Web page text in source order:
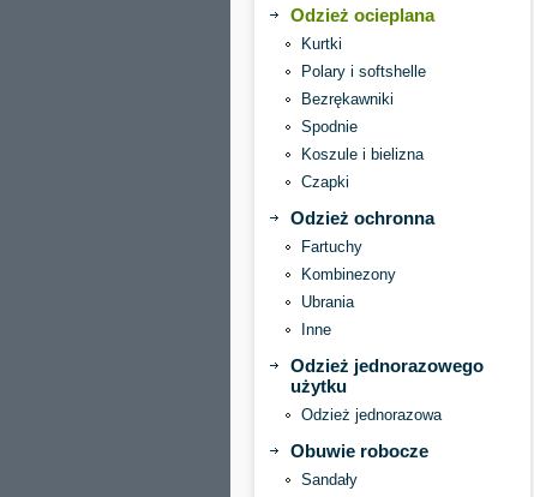
Odzież ocieplana
Kurtki
Polary i softshelle
Bezrękawniki
Spodnie
Koszule i bielizna
Czapki
Odzież ochronna
Fartuchy
Kombinezony
Ubrania
Inne
Odzież jednorazowego
użytku
Odzież jednorazowa
Obuwie robocze
Sandały